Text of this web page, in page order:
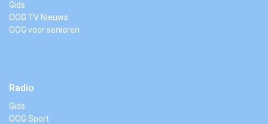
Gids
OOG TV Nieuws
OOG voor senioren
Radio
Gids
OOG Sport